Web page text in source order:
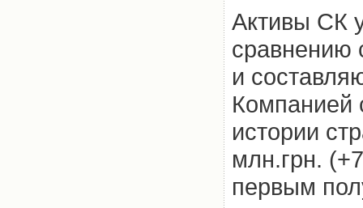
Активы СК
сравнению
и
Компанией
истории
млн.грн.
первым